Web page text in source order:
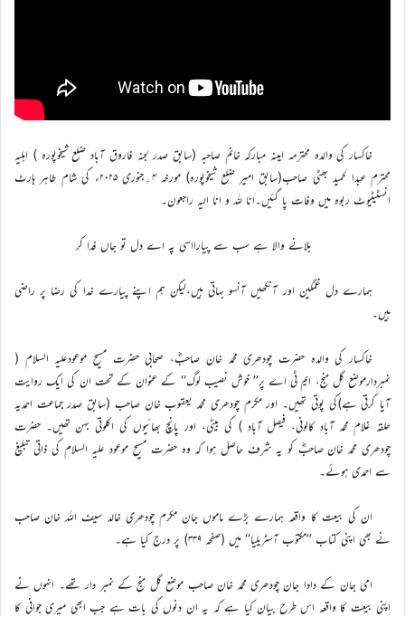
خاکسار کی والدہ محترمہ امینہ مبارکہ خانم صاحبہ (سابق صدر لجنہ فاروق آباد ضلع شیخوپورہ ) اہلیہ
محترم عبدا لحمید بھٹی صاحب(سابق امیر ضلع شیخوپورہ) مورخہ ۴؍جنوری ۲۰۲۵ء کی شام طاہر ہارٹ
انسٹیٹیوٹ ربوہ میں وفات پا گئیں۔انا للہ و انا الیہ راجعون۔
بلانے والا ہے سب سے پیارااسی پہ اے دل تو جاں فدا کر
ہمارے دل غمگین اور آنکھیں آنسو بہاتی ہیں،لیکن ہم اپنے پیارے خدا کی رضا پر راضی
ہیں۔
خاکسار کی والدہ حضرت چودھری محمد خان صاحبؓ، صحابی حضرت مسیح موعودعلیہ السلام (
نمبردارموضع گل منج، ایم ٹی اے پر’’ خوش نصیب لوگ‘‘ کے عنوان کے تحت ان کی ایک روایت
آیا کرتی ہے)کی پوتی تھیں۔ اور مکرم چودھری محمد یعقوب خان صاحب (سابق صدر جماعت احمدیہ
حلقہ غلام محمد آباد کالونی، فیصل آباد ) کی بیٹی، اور پانچ بھائیوں کی اکلوتی بہن تھیں۔ حضرت
چودھری محمد خان صاحبؓ کو یہ شرف حاصل ہوا کہ وہ حضرت مسیح موعود علیہ السلام کی ذاتی تبلیغ
سے احمدی ہوئے۔
ان کی بیعت کا واقعہ ہمارے بڑے ماموں جان مکرم چودھری خالد سیف اللہ خان صاحب
نے بھی اپنی کتاب ’’مکتوب آسٹریلیا‘‘ میں (صفحہ ۳۳۹) پر درج کیا ہے۔
امی جان کے دادا جان چودھری محمد خان صاحب موضع گل منج کے نمبر دار تھے۔ انہوں نے
اپنی بیعت کا واقعہ اس طرح بیان کیا ہے کہ یہ ان دنوں کی بات ہے جب ابھی میری جوانی کا